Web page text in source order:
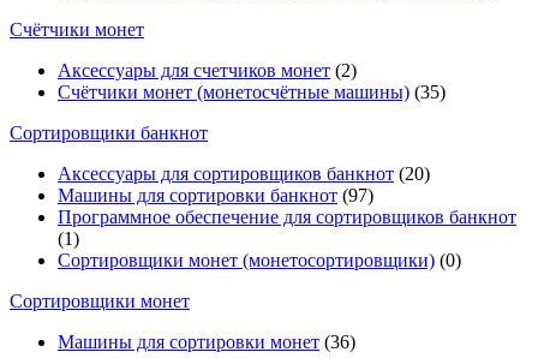
Счётчики монет
Аксессуары для счетчиков монет (2)
Счётчики монет (монетосчётные машины) (35)
Cортировщики банкнот
Аксессуары для сортировщиков банкнот (20)
Машины для сортировки банкнот (97)
Программное обеспечение для сортировщиков банкнот
(1)
Сортировщики монет (монетосортировщики) (0)
Сортировщики монет
Машины для сортировки монет (36)